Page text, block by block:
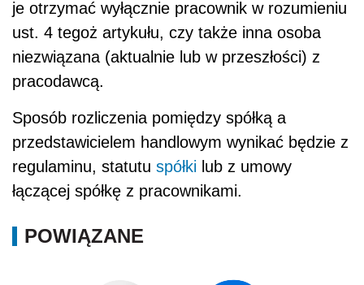
je otrzymać wyłącznie pracownik w rozumieniu
ust. 4 tegoż artykułu, czy także inna osoba
niezwiązana (aktualnie lub w przeszłości) z
pracodawcą.
Sposób rozliczenia pomiędzy spółką a
przedstawicielem handlowym wynikać będzie z
regulaminu, statutu spółki lub z umowy
łączącej spółkę z pracownikami.
POWIĄZANE